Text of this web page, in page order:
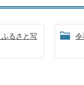
るさと写
令